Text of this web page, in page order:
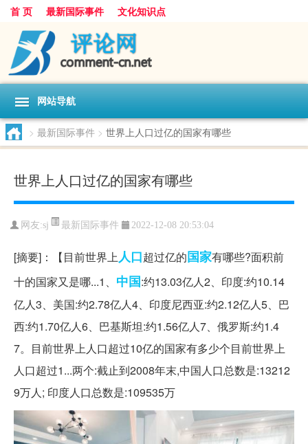
首 页 最新国际事件 文化知识点
网站导航
> 最新国际事件 > 世界上人口过亿的国家有哪些
世界上人口过亿的国家有哪些
网友:sj 最新国际事件 2022-12-08 20:53:04
[摘要]：【目前世界上人口超过亿的国家有哪些?面积前
十的国家又是哪...1、 中国:约13.03亿人2、印度:约10.14
亿人3、美国:约2.78亿人4、印度尼西亚:约2.12亿人5、巴
西:约1.70亿人6、巴基斯坦:约1.56亿人7、俄罗斯:约1.4
7。目前世界上人口超过10亿的国家有多少个目前世界上
人口超过1...两个:截止到2008年末,中国人口总数是:13212
9万人; 印度人口总数是:109535万